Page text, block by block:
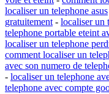
localiser un telephone asus
gratuitement - localiser un
telephone portable eteint
localiser un telephone
comment localiser un
avec son numero de
- localiser un telephone
telephone avec compte